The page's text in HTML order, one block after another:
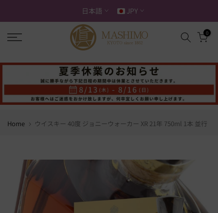
キ
ッ
プ
る
日本語 JPY
0
Home ウイスキー 40度 ジョニーウォーカー XR 21年 750ml 1本 並行